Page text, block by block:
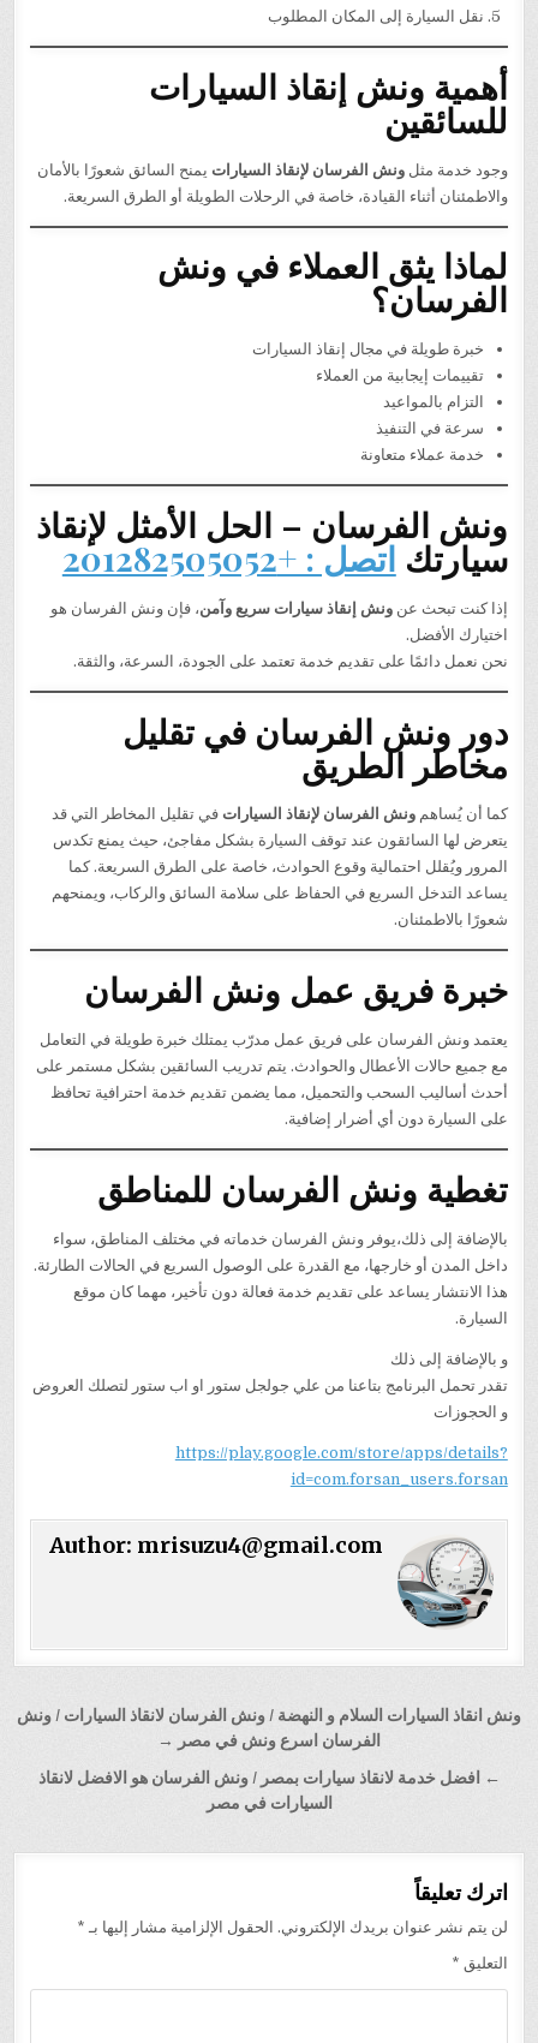
نقل السيارة إلى المكان المطلوب
أهمية ونش إنقاذ السيارات
للسائقين
وجود خدمة مثلونش الفرسان لإنقاذ السيارات يمنح السائق شعورًا بالأمان
والاطمئنان أثناء القيادة، خاصة في الرحلات الطويلة أو الطرق السريعة.
لماذا يثق العملاء في ونش
الفرسان؟
خبرة طويلة في مجال إنقاذ السيارات
تقييمات إيجابية من العملاء
التزام بالمواعيد
سرعة في التنفيذ
خدمة عملاء متعاونة
ونش الفرسان – الحل الأمثل لإنقاذ
سيارتك اتصل : +201282505052
إذا كنت تبحث عنونش إنقاذ سيارات سريع وآمن، فإن ونش الفرسان هو
اختيارك الأفضل.
نحن نعمل دائمًا على تقديم خدمة تعتمد على الجودة، السرعة، والثقة.
دور ونش الفرسان في تقليل
مخاطر الطريق
كما أن يُساهمونش الفرسان لإنقاذ السيارات في تقليل المخاطر التي قد
يتعرض لها السائقون عند توقف السيارة بشكل مفاجئ، حيث يمنع تكدس
المرور ويُقلل احتمالية وقوع الحوادث، خاصة على الطرق السريعة. كما
يساعد التدخل السريع في الحفاظ على سلامة السائق والركاب، ويمنحهم
شعورًا بالاطمئنان.
خبرة فريق عمل ونش الفرسان
يعتمد ونش الفرسان على فريق عمل مدرّب يمتلك خبرة طويلة في التعامل
مع جميع حالات الأعطال والحوادث. يتم تدريب السائقين بشكل مستمر على
أحدث أساليب السحب والتحميل، مما يضمن تقديم خدمة احترافية تحافظ
على السيارة دون أي أضرار إضافية.
تغطية ونش الفرسان للمناطق
بالإضافة إلى ذلك،يوفر ونش الفرسان خدماته في مختلف المناطق، سواء
داخل المدن أو خارجها، مع القدرة على الوصول السريع في الحالات الطارئة.
هذا الانتشار يساعد على تقديم خدمة فعالة دون تأخير، مهما كان موقع
السيارة.
و بالإضافة إلى ذلك
تقدر تحمل البرنامج بتاعنا من علي جولجل ستور او اب ستور لتصلك العروض
و الحجوزات
https://play.google.com/store/apps/details?
id=com.forsan_users.forsan
Author: mrisuzu4@gmail.com
تصفّح
ونش انقاذ السيارات السلام و النهضة / ونش الفرسان لانقاذ السيارات / ونش
الفرسان اسرع ونش في مصر →
← افضل خدمة لانقاذ سيارات بمصر / ونش الفرسان هو الافضل لانقاذ
السيارات في مصر
اترك تعليقاً
لن يتم نشر عنوان بريدك الإلكتروني. الحقول الإلزامية مشار إليها بـ *
التعليق *